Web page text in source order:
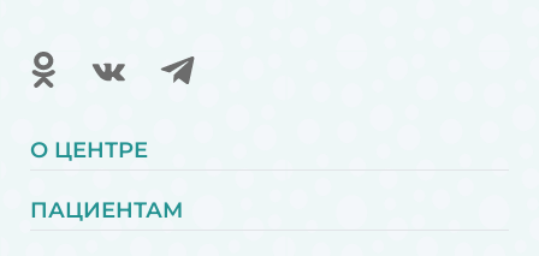
О ЦЕНТРЕ
ПАЦИЕНТАМ